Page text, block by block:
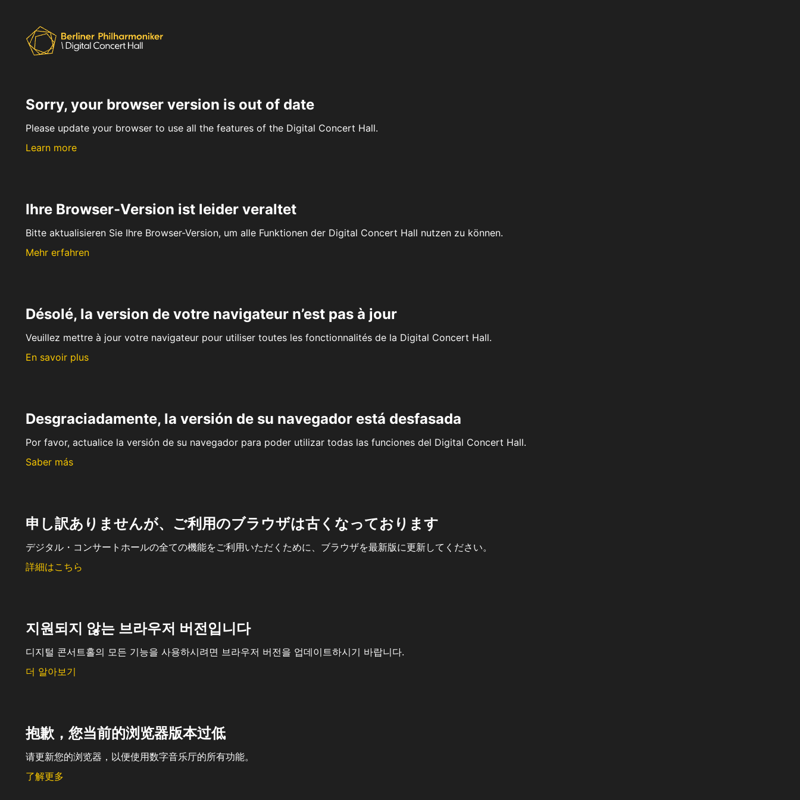
Sorry, your browser version is out of date
Please update your browser to use all the features of the Digital Concert Hall.
Learn more
Ihre Browser-Version ist leider veraltet
Bitte aktualisieren Sie Ihre Browser-Version, um alle Funktionen der Digital Concert Hall nutzen zu können.
Mehr erfahren
Désolé, la version de votre navigateur n’est pas à jour
Veuillez mettre à jour votre navigateur pour utiliser toutes les fonctionnalités de la Digital Concert Hall.
En savoir plus
Desgraciadamente, la versión de su navegador está desfasada
Por favor, actualice la versión de su navegador para poder utilizar todas las funciones del Digital Concert Hall.
Saber más
申し訳ありませんが、ご利用のブラウザは古くなっております
デジタル・コンサートホールの全ての機能をご利用いただくために、ブラウザを最新版に更新してください。
詳細はこちら
지원되지 않는 브라우저 버전입니다
디지털 콘서트홀의 모든 기능을 사용하시려면 브라우저 버전을 업데이트하시기 바랍니다.
더 알아보기
抱歉，您当前的浏览器版本过低
请更新您的浏览器，以便使用数字音乐厅的所有功能。
了解更多